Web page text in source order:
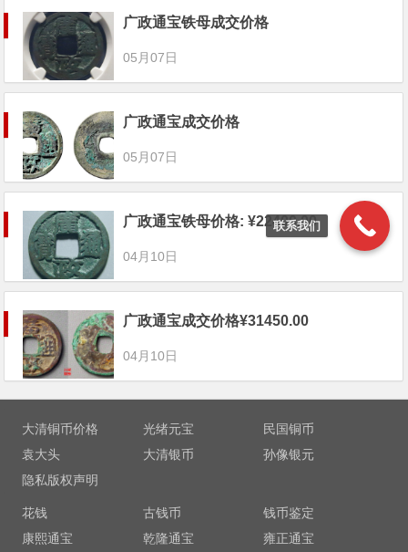
广政通宝铁母成交价格
05月07日
广政通宝成交价格
05月07日
广政通宝铁母价格: ¥22400.00
04月10日
广政通宝成交价格¥31450.00
04月10日
大清铜币价格 光绪元宝
民国铜币
袁大头
大清银币
孙像银元
隐私版权声明
花钱 古钱币
钱币鉴定
康熙通宝
乾隆通宝 雍正通宝
联系我们